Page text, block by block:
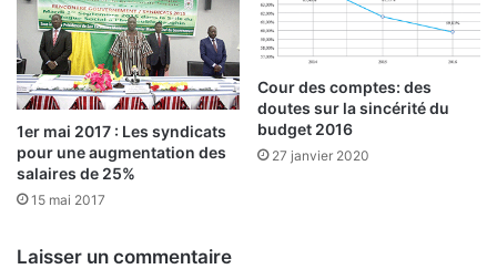
a
g
e
:
l
e
c
o
1er mai 2017 : Les syndicats
pour une augmentation des
salaires de 25%
15 mai 2017
Cour des comptes: des
doutes sur la sincérité du
budget 2016
27 janvier 2020
Laisser un commentaire